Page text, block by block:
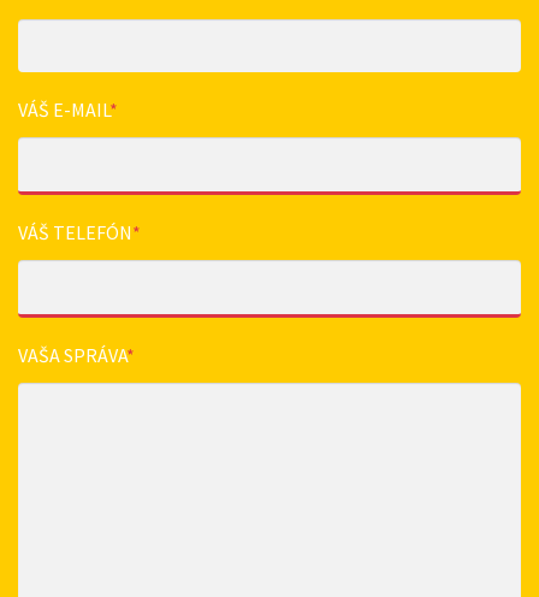
VÁŠ E-MAIL*
VÁŠ TELEFÓN*
VAŠA SPRÁVA*